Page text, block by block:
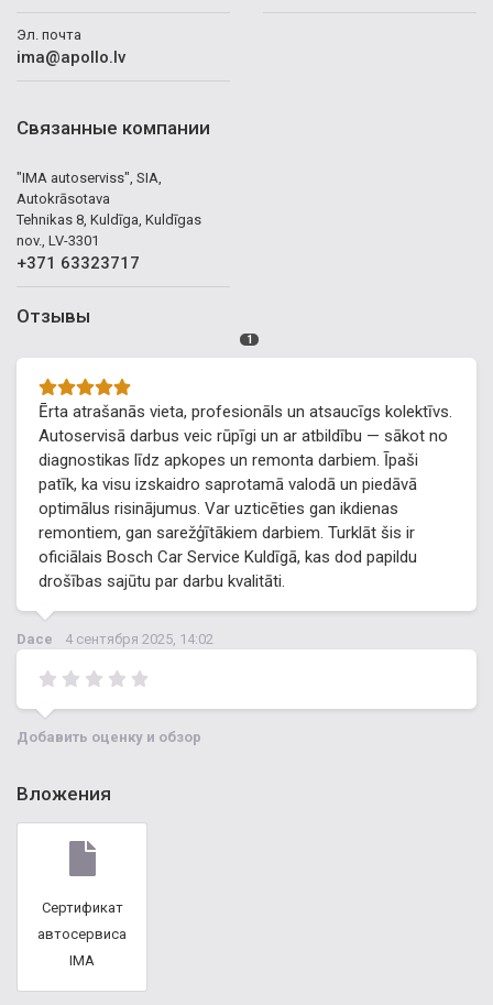
Эл. почта
ima@apollo.lv
Связанные компании
"IMA autoserviss", SIA,
Autokrāsotava
Tehnikas 8, Kuldīga, Kuldīgas
nov., LV-3301
+371 63323717
Отзывы
1
Ērta atrašanās vieta, profesionāls un atsaucīgs kolektīvs.
Autoservisā darbus veic rūpīgi un ar atbildību — sākot no
diagnostikas līdz apkopes un remonta darbiem. Īpaši
patīk, ka visu izskaidro saprotamā valodā un piedāvā
optimālus risinājumus. Var uzticēties gan ikdienas
remontiem, gan sarežģītākiem darbiem. Turklāt šis ir
oficiālais Bosch Car Service Kuldīgā, kas dod papildu
drošības sajūtu par darbu kvalitāti.
Dace 4 сентября 2025, 14:02
Добавить оценку и обзор
Вложения
Сертификат
автосервиса
IMA